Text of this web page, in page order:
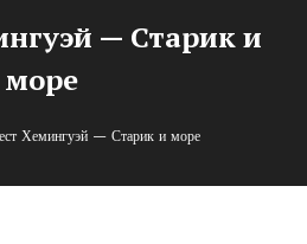
— Старик и
море
Хемингуэй — Старик и море